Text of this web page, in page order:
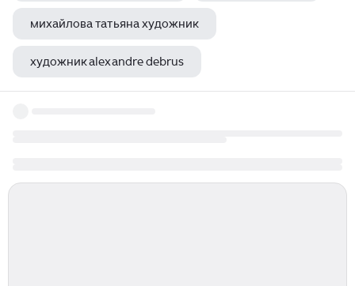
михайлова татьяна художник
художник alexandre debrus